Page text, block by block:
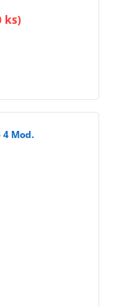
ks)
MG 13441 IP65 4 Mod.